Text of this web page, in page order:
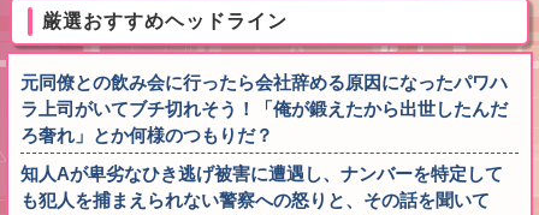
厳選おすすめヘッドライン
元同僚との飲み会に行ったら会社辞める原因になったパワハ
ラ上司がいてブチ切れそう！「俺が鍛えたから出世したんだ
ろ奢れ」とか何様のつもりだ？
知人Aが卑劣なひき逃げ被害に遭遇し、ナンバーを特定して
も犯人を捕まえられない警察への怒りと、その話を聞いて